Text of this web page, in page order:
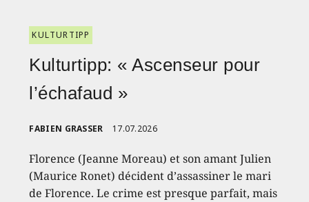
KULTURTIPP
Kulturtipp: « Ascenseur pour
l’échafaud »
FABIEN GRASSER 17.07.2026
Florence (Jeanne Moreau) et son amant Julien
(Maurice Ronet) décident d’assassiner le mari
de Florence. Le crime est presque parfait, mais